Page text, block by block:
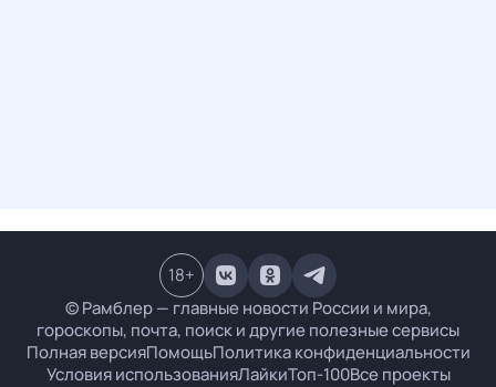
© Рамблер — главные новости России и мира,
гороскопы, почта, поиск и другие полезные сервисы
Полная версияПомощьПолитика конфиденциальности
Условия использованияЛайкиТоп-100Все проекты
18+